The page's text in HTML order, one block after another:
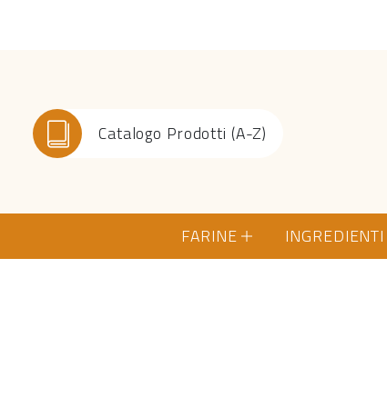
Catalogo Prodotti (A-Z)
FARINE INGREDIENTI